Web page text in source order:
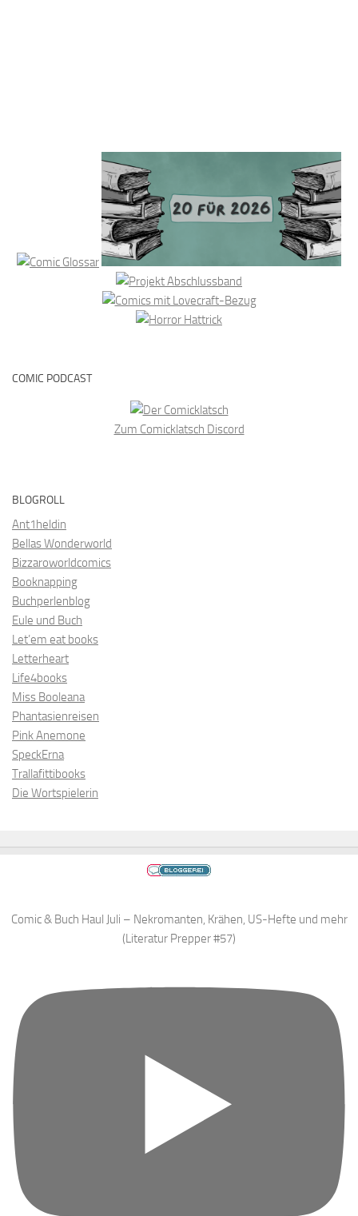
COMIC PODCAST
Zum Comicklatsch Discord
BLOGROLL
Ant1heldin
Bellas Wonderworld
Bizzaroworldcomics
Booknapping
Buchperlenblog
Eule und Buch
Let’em eat books
Letterheart
Life4books
Miss Booleana
Phantasienreisen
Pink Anemone
SpeckErna
Trallafittibooks
Die Wortspielerin
Comic & Buch Haul Juli – Nekromanten, Krähen, US-Hefte und mehr
(Literatur Prepper #57)